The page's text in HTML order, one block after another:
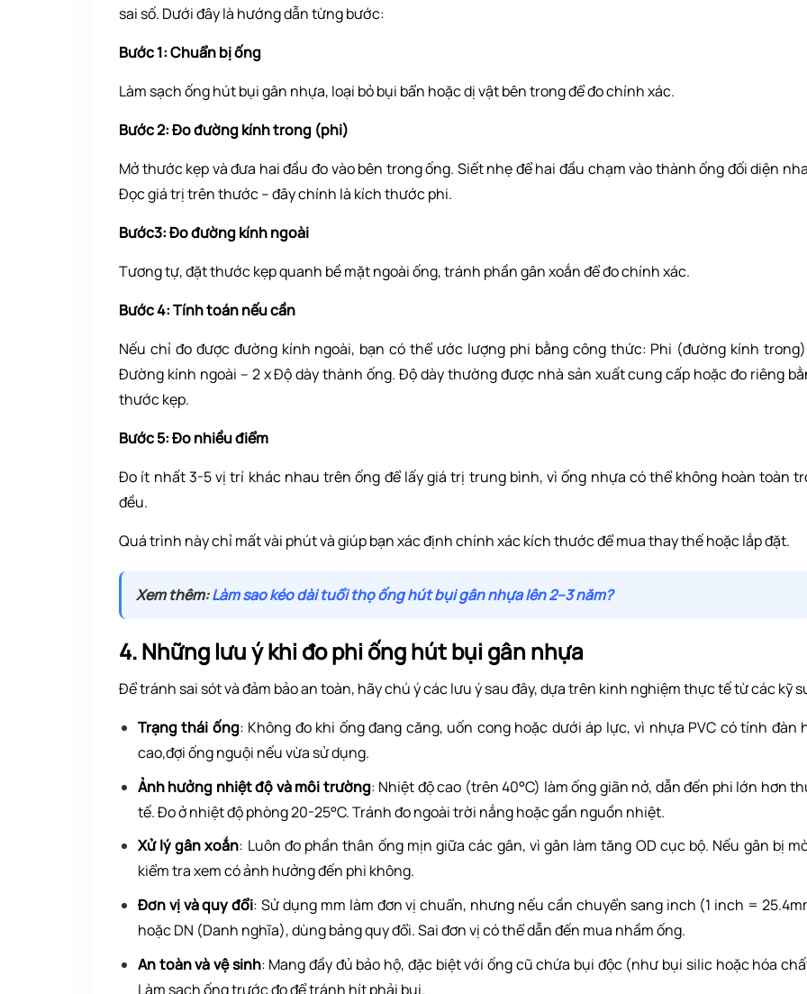
sai số. Dưới đây là hướng dẫn từng bước:
Bước 1: Chuẩn bị ống
Làm sạch ống hút bụi gân nhựa, loại bỏ bụi bẩn hoặc dị vật bên trong để đo chính xác.
Bước 2: Đo đường kính trong (phi)
Mở thước kẹp và đưa hai đầu đo vào bên trong ống. Siết nhẹ để hai đầu chạm vào thành ống đối diện
Đọc giá trị trên thước – đây chính là kích thước phi.
Bước3: Đo đường kính ngoài
Tương tự, đặt thước kẹp quanh bề mặt ngoài ống, tránh phần gân xoắn để đo chính xác.
Bước 4: Tính toán nếu cần
Nếu chỉ đo được đường kính ngoài, bạn có thể ước lượng phi bằng công thức: Phi (đường kính
Đường kính ngoài – 2 x Độ dày thành ống. Độ dày thường được nhà sản xuất cung cấp hoặc đo riêng
thước kẹp.
Bước 5: Đo nhiều điểm
Đo ít nhất 3-5 vị trí khác nhau trên ống để lấy giá trị trung bình, vì ống nhựa có thể không hoàn toàn
đều.
Quá trình này chỉ mất vài phút và giúp bạn xác định chính xác kích thước để mua thay thế hoặc lắp đặt.
Xem thêm:Làm sao kéo dài tuổi thọ ống hút bụi gân nhựa lên 2–3 năm?
4. Những lưu ý khi đo phi ống hút bụi gân nhựa
Để tránh sai sót và đảm bảo an toàn, hãy chú ý các lưu ý sau đây, dựa trên kinh nghiệm thực tế từ các kỹ
Trạng thái ống: Không đo khi ống đang căng, uốn cong hoặc dưới áp lực, vì nhựa PVC có tính đàn
cao,đợi ống nguội nếu vừa sử dụng.
Ảnh hưởng nhiệt độ và môi trường: Nhiệt độ cao (trên 40°C) làm ống giãn nở, dẫn đến phi lớn hơn
tế. Đo ở nhiệt độ phòng 20-25°C. Tránh đo ngoài trời nắng hoặc gần nguồn nhiệt.
Xử lý gân xoắn: Luôn đo phần thân ống mịn giữa các gân, vì gân làm tăng OD cục bộ. Nếu gân bị
kiểm tra xem có ảnh hưởng đến phi không.
Đơn vị và quy đổi: Sử dụng mm làm đơn vị chuẩn, nhưng nếu cần chuyển sang inch (1 inch =
hoặc DN (Danh nghĩa), dùng bảng quy đổi. Sai đơn vị có thể dẫn đến mua nhầm ống.
An toàn và vệ sinh: Mang đầy đủ bảo hộ, đặc biệt với ống cũ chứa bụi độc (như bụi silic hoặc hóa
Làm sạch ống trước đo để tránh hít phải bụi.